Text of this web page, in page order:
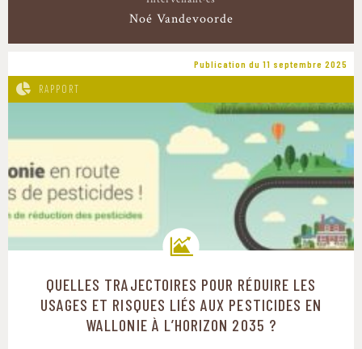
Noé Vandevoorde
Publication du 11 septembre 2025
RAPPORT
Trajectoires de transition
QUELLES TRAJECTOIRES POUR RÉDUIRE LES
USAGES ET RISQUES LIÉS AUX PESTICIDES EN
WALLONIE À L’HORIZON 2035 ?